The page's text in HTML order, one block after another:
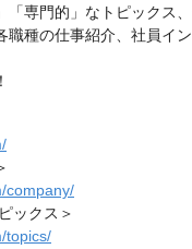
「専門的」なトピックス
職種の仕事紹介、社員イ
company/
ックス＞
topics/